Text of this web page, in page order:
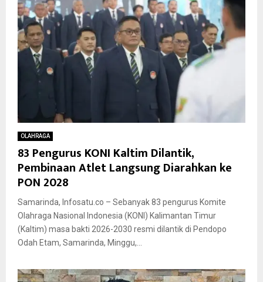
OLAHRAGA
83 Pengurus KONI Kaltim Dilantik,
Pembinaan Atlet Langsung Diarahkan ke
PON 2028
Samarinda, Infosatu.co – Sebanyak 83 pengurus Komite
Olahraga Nasional Indonesia (KONI) Kalimantan Timur
(Kaltim) masa bakti 2026-2030 resmi dilantik di Pendopo
Odah Etam, Samarinda, Minggu,...